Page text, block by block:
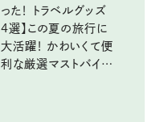
った！ トラベルグッズ
4選】この夏の旅行に
大活躍！ かわいくて便
利な厳選マストバイア